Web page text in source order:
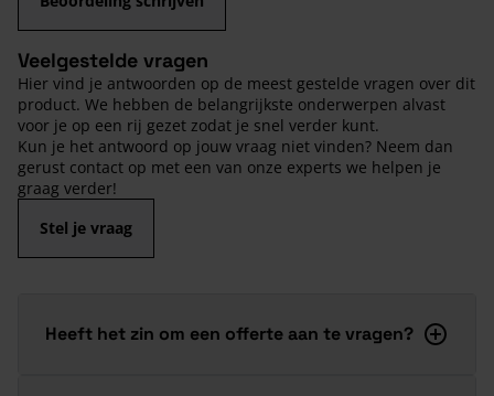
Veelgestelde vragen
Hier vind je antwoorden op de meest gestelde vragen over dit
product. We hebben de belangrijkste onderwerpen alvast
voor je op een rij gezet zodat je snel verder kunt.
Kun je het antwoord op jouw vraag niet vinden? Neem dan
gerust contact op met een van onze experts we helpen je
graag verder!
Stel je vraag
Heeft het zin om een offerte aan te vragen?